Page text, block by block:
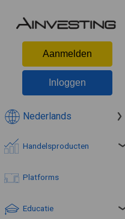
Aanmelden
Inloggen
Nederlands
Handelsproducten
Platforms
Educatie